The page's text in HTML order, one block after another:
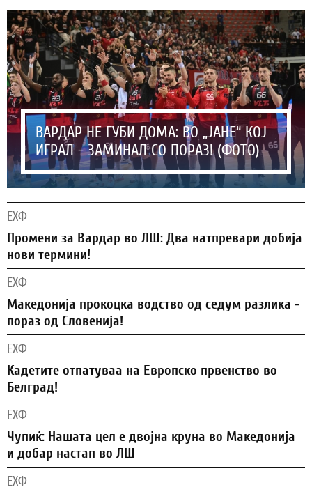
ВАРДАР НЕ ГУБИ ДОМА: ВО „ЈАНЕ“ КОЈ
ИГРАЛ - ЗАМИНАЛ СО ПОРАЗ! (ФОТО)
ЕХФ
Промени за Вардар во ЛШ: Два натпревари добија
нови термини!
ЕХФ
Македонија прокоцка водство од седум разлика -
пораз од Словенија!
ЕХФ
Кадетите отпатуваа на Европско првенство во
Белград!
ЕХФ
Чупиќ: Нашата цел е двојна круна во Македонија
и добар настап во ЛШ
ЕХФ